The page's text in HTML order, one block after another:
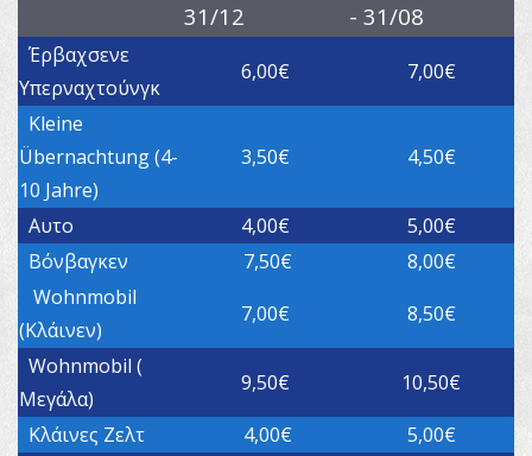
31/12
- 31/08
Έρβαχσενε
Υπερναχτούνγκ
6,00€
7,00€
Kleine
Übernachtung (4-
10 Jahre)
3,50€ 4,50€
Αυτο 4,00€
5,00€
Βόνβαγκεν
7,50€
8,00€
Wohnmobil
(Κλάινεν)
7,00€
8,50€
Wohnmobil (
Μεγάλα)
9,50€
10,50€
Κλάινες Ζελτ
4,00€
5,00€